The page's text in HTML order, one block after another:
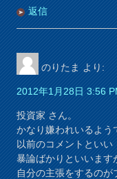
返信
のりたま より:
2012年1月28日 3:56
投資家 さん。
かなり嫌われいるよう
以前のコメントといい
暴論ばかりといいま
自分の主張をするのが